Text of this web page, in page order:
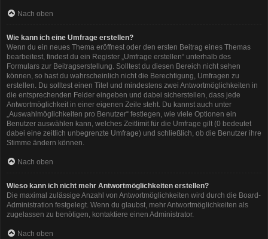
Nach oben
Wie kann ich eine Umfrage erstellen?
Wenn du ein neues Thema eröffnest oder den ersten Beitrag eines Themas
bearbeitest, findest du ein Register „Umfrage erstellen“ unterhalb des
Formulars zur Beitragserstellung. Solltest du diesen Bereich nicht sehen
können, so hast du wahrscheinlich nicht die Berechtigung, Umfragen zu
erstellen. Du solltest einen Titel und mindestens zwei Antwortmöglichkeiten in
die entsprechenden Felder eingeben und dabei sicherstellen, dass jede
Antwortmöglichkeit in einer eigenen Zeile steht. Du kannst auch unter
„Auswahlmöglichkeiten pro Benutzer“ festlegen, wie viele Optionen ein
Benutzer auswählen kann, welches Zeitlimit für die Umfrage gilt (0 bedeutet
dabei eine zeitlich unbegrenzte Umfrage) und schließlich, ob die Benutzer ihre
Stimme ändern können.
Nach oben
Wieso kann ich nicht mehr Antwortmöglichkeiten erstellen?
Die maximal zulässige Anzahl von Antwortmöglichkeiten wird durch die Board-
Administration festgelegt. Wenn du glaubst, mehr Antwortmöglichkeiten als
zugelassen zu benötigen, kontaktiere einen Administrator.
Nach oben